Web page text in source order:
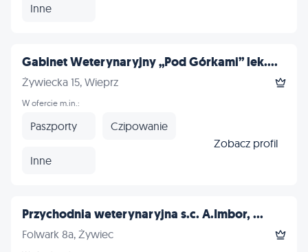
Inne
Gabinet Weterynaryjny „Pod Górkami” lek....
Żywiecka 15, Wieprz
W ofercie m.in.:
Paszporty Czipowanie
Inne
Zobacz profil
Przychodnia weterynaryjna s.c. A.Imbor, ...
Folwark 8a, Żywiec